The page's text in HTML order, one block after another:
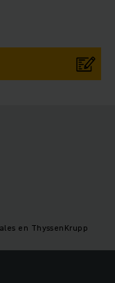
en ThyssenKrupp